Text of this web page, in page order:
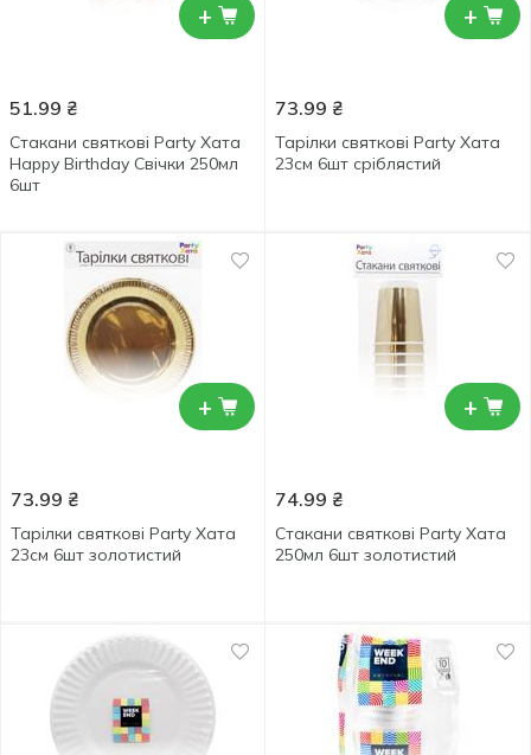
+
51.99 ₴
Стакани святкові Party Хата
Happy Birthday Cвічки 250мл
6шт
+
73.99 ₴
Тарілки святкові Party Хата
23см 6шт сріблястий
+
73.99 ₴
Тарілки святкові Party Хата
23см 6шт золотистий
+
74.99 ₴
Стакани святкові Party Хата
250мл 6шт золотистий